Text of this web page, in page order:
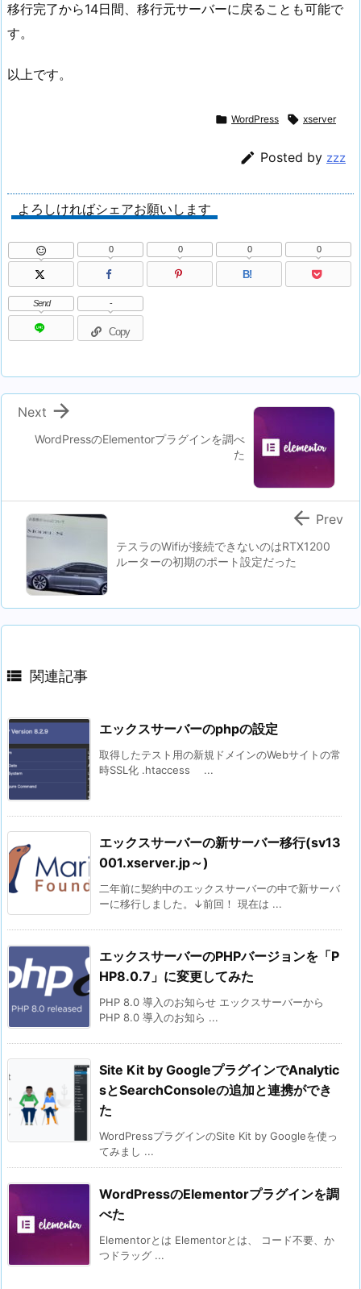
移行完了から14日間、移行元サーバーに戻ることも可能で
す。
以上です。
 WordPress  xserver
 Posted by zzz
よろしければシェアお願いします
 0 0
B!
0 0
Send
Copy
-
WordPressのElementorプラグインを調べ
た

Next
テスラのWifiが接続できないのはRTX1200
ルーターの初期のポート設定だった
 Prev
 関連記事
エックスサーバーのphpの設定
取得したテスト用の新規ドメインのWebサイトの常
時SSL化 .htaccess ...
エックスサーバーの新サーバー移行(sv13
001.xserver.jp～)
二年前に契約中のエックスサーバーの中で新サーバ
ーに移行しました。↓前回！ 現在は ...
エックスサーバーのPHPバージョンを「P
HP8.0.7」に変更してみた
PHP 8.0 導入のお知らせ エックスサーバーから
PHP 8.0 導入のお知ら ...
Site Kit by GoogleプラグインでAnalytic
sとSearchConsoleの追加と連携ができ
た
WordPressプラグインのSite Kit by Googleを使っ
てみまし ...
WordPressのElementorプラグインを調
べた
Elementorとは Elementorとは、 コード不要、か
つドラッグ ...